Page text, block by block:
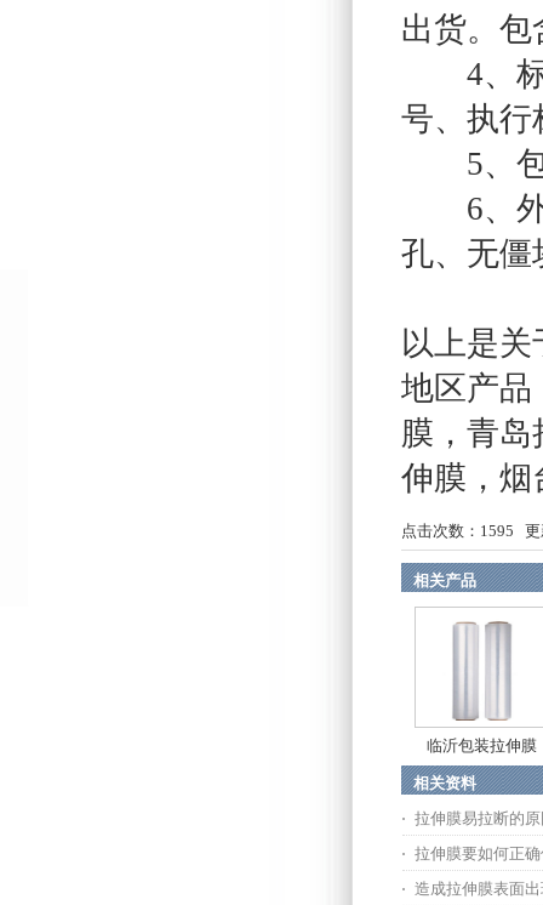
出货。包
4、标
号、执行
5、包
6、外
孔、无僵
以上是
地区产
膜 ， 青岛
伸膜 ， 烟
点击次数： 1595 更
相关产品
临沂包装拉伸膜
相关资料
拉伸膜易拉断的原
拉伸膜要如何正
造成拉伸膜表面